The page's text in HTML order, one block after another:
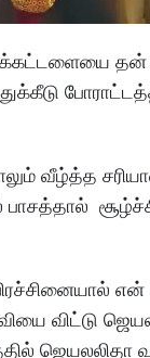
தன்
வீழ்த்த
ஜெயலலிதா